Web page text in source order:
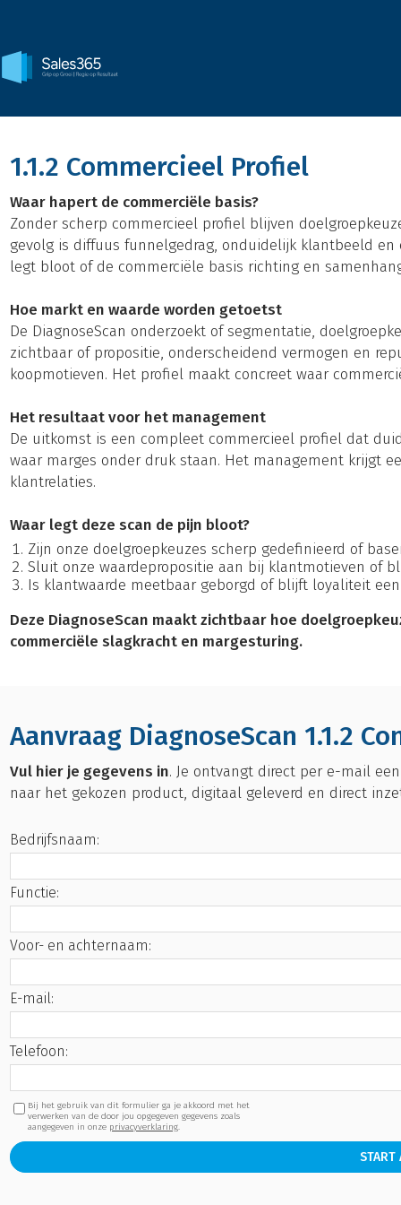
1.1.2 Commercieel Profiel
Waar hapert de commerciële basis?
Zonder scherp commercieel profiel blijven
gevolg is diffuus funnelgedrag, onduidelijk klantbeeld
legt bloot of de commerciële basis richting en
Hoe markt en waarde worden getoetst
De DiagnoseScan onderzoekt of segmentatie,
zichtbaar of propositie, onderscheidend vermogen en
koopmotieven. Het profiel maakt concreet waar
Het resultaat voor het management
De uitkomst is een compleet commercieel profiel dat
waar marges onder druk staan. Het management krijgt
klantrelaties.
Waar legt deze scan de pijn bloot?
Zijn onze doelgroepkeuzes scherp gedefinieerd of
Sluit onze waardepropositie aan bij klantmotieven of
Is klantwaarde meetbaar geborgd of blijft loyaliteit
Deze DiagnoseScan maakt zichtbaar hoe
commerciële slagkracht en margesturing.
Aanvraag DiagnoseScan 1.1.2
Vul hier je gegevens in. Je ontvangt direct per e-mail
naar het gekozen product, digitaal geleverd en direct
Bedrijfsnaam:
Functie:
Voor- en achternaam:
E-mail:
Telefoon:
Bij het gebruik van dit formulier ga je akkoord met het
verwerken van de door jou opgegeven gegevens zoals
aangegeven in onze privacyverklaring.
START